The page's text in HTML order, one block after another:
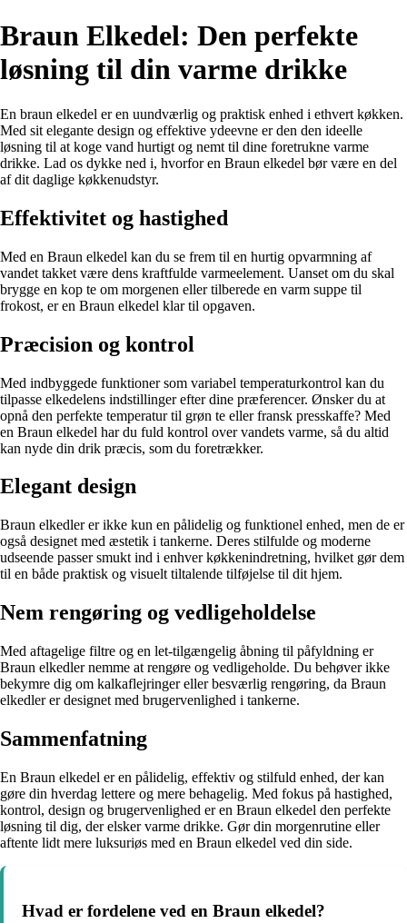
Braun Elkedel: Den perfekte
løsning til din varme drikke
En braun elkedel er en uundværlig og praktisk enhed i ethvert køkken.
Med sit elegante design og effektive ydeevne er den den ideelle
løsning til at koge vand hurtigt og nemt til dine foretrukne varme
drikke. Lad os dykke ned i, hvorfor en Braun elkedel bør være en del
af dit daglige køkkenudstyr.
Effektivitet og hastighed
Med en Braun elkedel kan du se frem til en hurtig opvarmning af
vandet takket være dens kraftfulde varmeelement. Uanset om du skal
brygge en kop te om morgenen eller tilberede en varm suppe til
frokost, er en Braun elkedel klar til opgaven.
Præcision og kontrol
Med indbyggede funktioner som variabel temperaturkontrol kan du
tilpasse elkedelens indstillinger efter dine præferencer. Ønsker du at
opnå den perfekte temperatur til grøn te eller fransk presskaffe? Med
en Braun elkedel har du fuld kontrol over vandets varme, så du altid
kan nyde din drik præcis, som du foretrækker.
Elegant design
Braun elkedler er ikke kun en pålidelig og funktionel enhed, men de er
også designet med æstetik i tankerne. Deres stilfulde og moderne
udseende passer smukt ind i enhver køkkenindretning, hvilket gør dem
til en både praktisk og visuelt tiltalende tilføjelse til dit hjem.
Nem rengøring og vedligeholdelse
Med aftagelige filtre og en let-tilgængelig åbning til påfyldning er
Braun elkedler nemme at rengøre og vedligeholde. Du behøver ikke
bekymre dig om kalkaflejringer eller besværlig rengøring, da Braun
elkedler er designet med brugervenlighed i tankerne.
Sammenfatning
En Braun elkedel er en pålidelig, effektiv og stilfuld enhed, der kan
gøre din hverdag lettere og mere behagelig. Med fokus på hastighed,
kontrol, design og brugervenlighed er en Braun elkedel den perfekte
løsning til dig, der elsker varme drikke. Gør din morgenrutine eller
aftente lidt mere luksuriøs med en Braun elkedel ved din side.
Hvad er fordelene ved en Braun elkedel?